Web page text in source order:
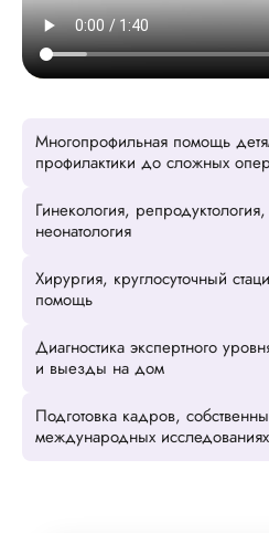
Многопрофильная помощь
профилактики до сложных
Гинекология,
неонатология
Хирургия, круглосуточный
помощь
Диагностика экспертного
и выезды на дом
Подготовка кадров,
международных исследованиях